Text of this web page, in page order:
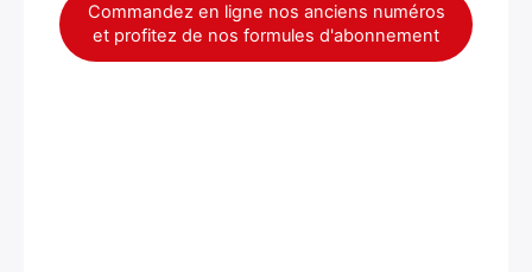
Commandez en ligne nos anciens numéros
et profitez de nos formules d'abonnement